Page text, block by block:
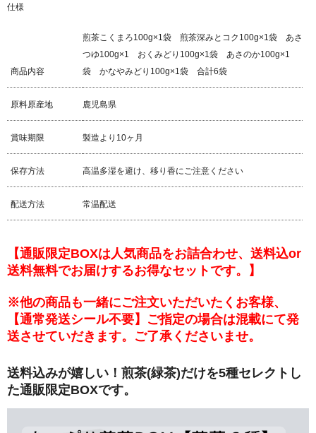
仕様
商品内容
煎茶こくまろ100g×1袋 煎茶深みとコク100g×1袋 あさ
つゆ100g×1 おくみどり100g×1袋 あさのか100g×1
袋 かなやみどり100g×1袋 合計6袋
原料原産地 鹿児島県
賞味期限 製造より10ヶ月
保存方法 高温多湿を避け、移り香にご注意ください
配送方法 常温配送
【通販限定BOXは人気商品をお詰合わせ、送料込or
送料無料でお届けするお得なセットです。】
※他の商品も一緒にご注文いただいたくお客様、
【通常発送シール不要】ご指定の場合は混載にて発
送させていだきます。ご了承くださいませ。
送料込みが嬉しい！煎茶(緑茶)だけを5種セレクトし
た通販限定BOXです。